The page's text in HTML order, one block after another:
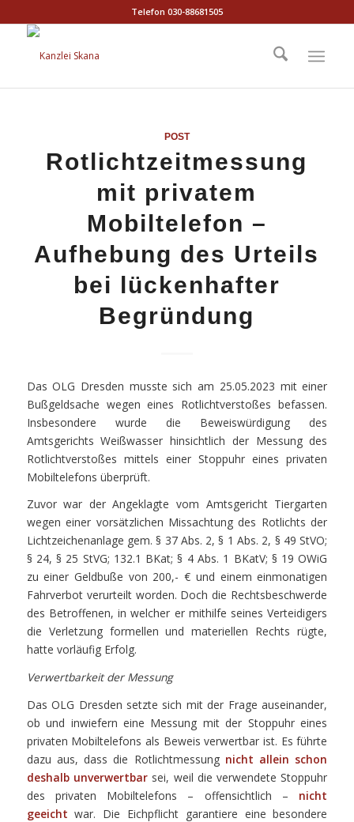
Telefon 030-88681505
POST
Rotlichtzeitmessung
mit privatem
Mobiltelefon –
Aufhebung des Urteils
bei lückenhafter
Begründung
Das OLG Dresden musste sich am 25.05.2023 mit einer
Bußgeldsache wegen eines Rotlichtverstoßes befassen.
Insbesondere wurde die Beweiswürdigung des
Amtsgerichts Weißwasser hinsichtlich der Messung des
Rotlichtverstoßes mittels einer Stoppuhr eines privaten
Mobiltelefons überprüft.
Zuvor war der Angeklagte vom Amtsgericht Tiergarten
wegen einer vorsätzlichen Missachtung des Rotlichts der
Lichtzeichenanlage gem. § 37 Abs. 2, § 1 Abs. 2, § 49 StVO;
§ 24, § 25 StVG; 132.1 BKat; § 4 Abs. 1 BKatV; § 19 OWiG
zu einer Geldbuße von 200,- € und einem einmonatigen
Fahrverbot verurteilt worden. Doch die Rechtsbeschwerde
des Betroffenen, in welcher er mithilfe seines Verteidigers
die Verletzung formellen und materiellen Rechts rügte,
hatte vorläufig Erfolg.
Verwertbarkeit der Messung
Das OLG Dresden setzte sich mit der Frage auseinander,
ob und inwiefern eine Messung mit der Stoppuhr eines
privaten Mobiltelefons als Beweis verwertbar ist. Es führte
dazu aus, dass die Rotlichtmessung nicht allein schon
deshalb unverwertbarsei, weil die verwendete Stoppuhr
des privaten Mobiltelefons – offensichtlich – nicht
geeichtwar. Die Eichpflicht garantiere eine besondere